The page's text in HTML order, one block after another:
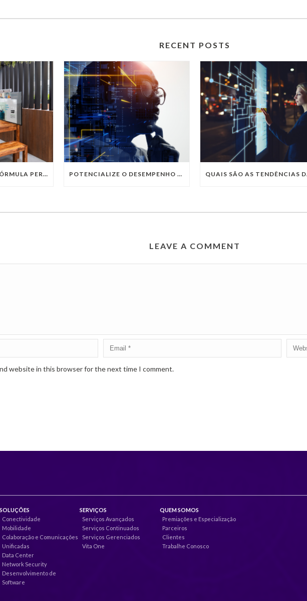
RECENT POSTS
ENCONTRANDO A FÓRMULA PERFEITA: TRABALHO PRESENCIAL, HOME OFFICE OU TRABALHO HÍBRIDO? POTENCIALIZE O DESEMPENHO DA SUA EMPRESA COM OS SERVIÇOS DE TI DA VIVO VITA
LEAVE A COMMENT
website in this browser for the next time I comment.
SOLUÇÕES
Conectividade
Mobilidade
Colaboração e Comunicações
Unificadas
Data Center
Network Security
Desenvolvimento de
Software
SERVIÇOS
Serviços Avançados
Serviços Continuados
Serviços Gerenciados
Vita One
QUEM SOMOS
Premiações e Especialização
Parceiros
Clientes
Trabalhe Conosco